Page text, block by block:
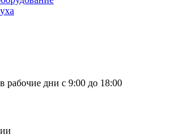
рабочие дни с 9:00 до 18:00